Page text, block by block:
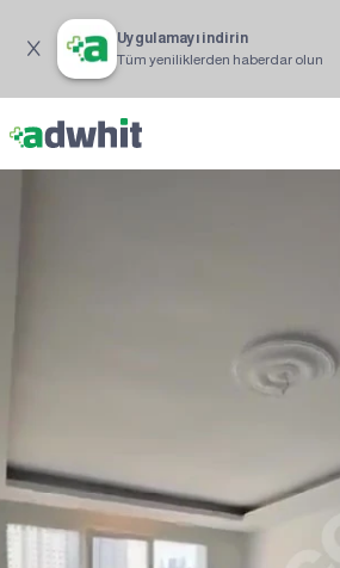
Uygulamayı indirin
Tüm yeniliklerden haberdar olun